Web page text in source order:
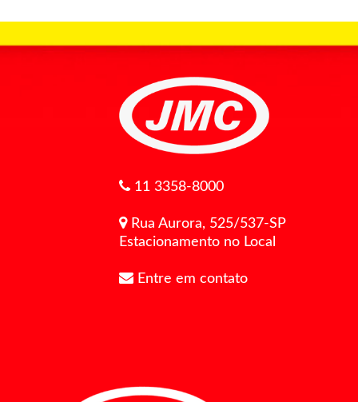
11 3358-8000
Rua Aurora, 525/537-SP
Estacionamento no Local
Entre em contato